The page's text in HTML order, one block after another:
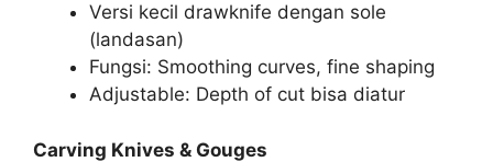
Versi kecil drawknife dengan sole
(landasan)
Fungsi: Smoothing curves, fine shaping
Adjustable: Depth of cut bisa diatur
Carving Knives & Gouges